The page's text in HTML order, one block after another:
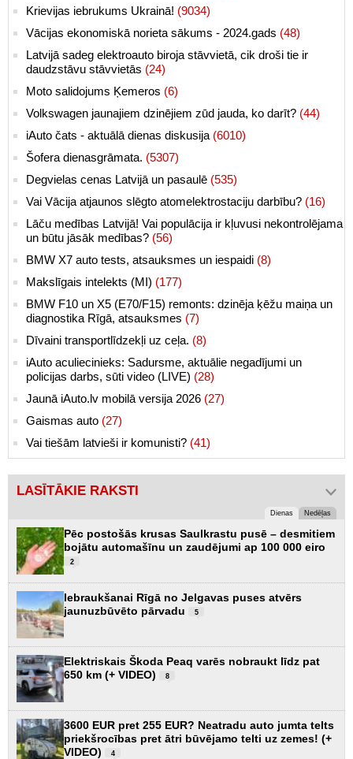
Krievijas iebrukums Ukrainā! (9034)
Vācijas ekonomiskā norieta sākums - 2024.gads (48)
Latvijā sadeg elektroauto biroja stāvvietā, cik droši tie ir
daudzstāvu stāvvietās (24)
Moto salidojums Ķemeros (6)
Volkswagen jaunajiem dzinējiem zūd jauda, ko darīt? (44)
iAuto čats - aktuālā dienas diskusija (6010)
Šofera dienasgrāmata. (5307)
Degvielas cenas Latvijā un pasaulē (535)
Vai Vācija atjaunos slēgto atomelektrostaciju darbību? (16)
Lāču medības Latvijā! Vai populācija ir kļuvusi nekontrolējama
un būtu jāsāk medības? (56)
BMW X7 auto tests, atsauksmes un iespaidi (8)
Makslīgais intelekts (MI) (177)
BMW F10 un X5 (E70/F15) remonts: dzinēja ķēžu maiņa un
diagnostika Rīgā, atsauksmes (7)
Dīvaini transportlīdzekļi uz ceļa. (8)
iAuto aculiecinieks: Sadursme, aktuālie negadījumi un
policijas darbs, sūti video (LIVE) (28)
Jaunā iAuto.lv mobilā versija 2026 (27)
Gaismas auto (27)
Vai tiešām latvieši ir komunisti? (41)
LASĪTĀKIE RAKSTI
Dienas Nedēļas
Pēc postošās krusas Saulkrastu pusē – desmitiem
bojātu automašīnu un zaudējumi ap 100 000 eiro
2
Iebraukšanai Rīgā no Jelgavas puses atvērs
jaunuzbūvēto pārvadu
5
Elektriskais Škoda Peaq varēs nobraukt līdz pat
650 km (+ VIDEO)
8
3600 EUR pret 255 EUR? Neatradu auto jumta telts
priekšrocības pret ātri būvējamo telti uz zemes! (+
VIDEO)
4